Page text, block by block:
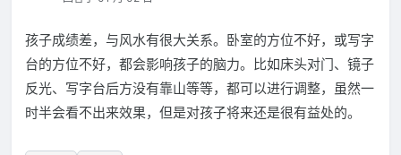
孩子成绩差，与风水有很大关系。卧室的方位不好，或写字
台的方位不好，都会影响孩子的脑力。比如床头对门、镜子
反光、写字台后方没有靠山等等，都可以进行调整，虽然一
时半会看不出来效果，但是对孩子将来还是很有益处的。